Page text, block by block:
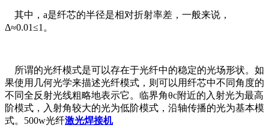
其中，a是纤芯的半径是相对折射率差，一般来说，
Δ≈0.01≤1。
所谓的光纤模式是可以存在于光纤中的稳定的光场形状。如
果使用几何光学来描述光纤模式，则可以用纤芯中不同角度的
不同全反射光线粗略地表示它。临界角θc附近的入射光为最高
阶模式，入射角较大的光为低阶模式，沿轴传播的光为基本模
式。500w光纤激光焊接机